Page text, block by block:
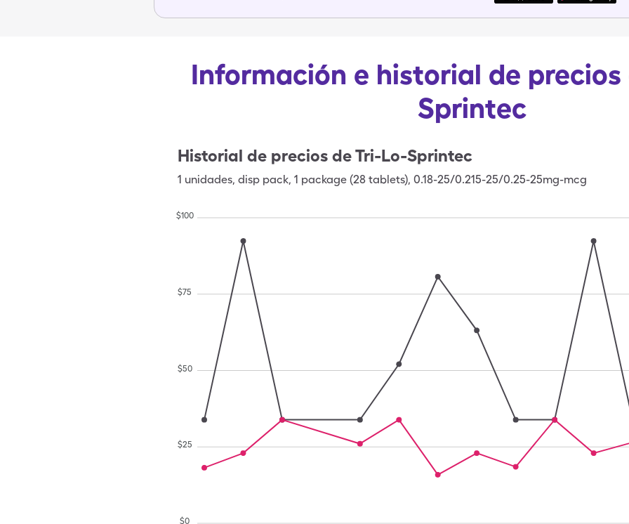
Información e historial de precios
Sprintec
Historial de precios deTri-Lo-Sprintec
1 unidades, disp pack, 1 package (28 tablets), 0.18-25/0.215-25/0.25-25mg-mcg
$0
$25
$50
$75
$100